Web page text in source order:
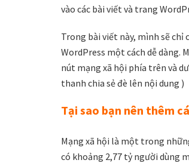
vào các bài viết và trang
Trong bài viết này, mình sẽ chỉ
WordPress một cách dễ dàng.
nút mạng xã hội phía trên và
thanh chia sẻ đè lên nội dung )
Tại sao bạn nên thêm
Mạng xã hội là một trong
có khoảng 2,77 tỷ người dùng